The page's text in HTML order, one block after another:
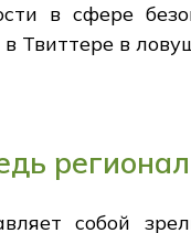
в сфере
Твиттере в
собой